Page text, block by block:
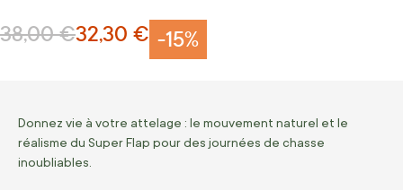
-15%
Prix Spécial
32,30 €
Prix normal
38,00 €
Donnez vie à votre attelage : le mouvement naturel et le
réalisme du Super Flap pour des journées de chasse
inoubliables.